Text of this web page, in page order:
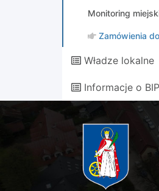
Monitoring
Zamówienia
Władze lokalne
Informacje o BIP